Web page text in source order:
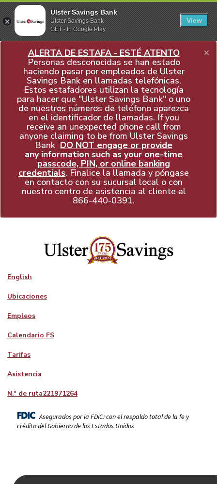
×
ALERTA DE ESTAFA - ESTÉ ATENTO
Personas desconocidas se han estado
haciendo pasar por empleados de Ulster
Savings Bank en llamadas telefónicas.
Estos estafadores utilizan la tecnología
para hacer que "Ulster Savings Bank" o uno
de nuestros números de teléfono aparezca
en el identificador de llamadas. If you
receive an unexpected phone call from
anyone claiming to be from Ulster Savings
Bank DO NOT engage or provide
any information such as your one-time
passcode, PIN, or online banking
credentials. Finalice la llamada y póngase
en contacto con su sucursal local o con
nuestro centro de asistencia al cliente al
866-440-0391.
English
Ubicaciones
Empleos
Calendario FS
Tarifas
Asistencia
N.° de ruta221971264
Asegurados por la FDIC: con el respaldo total de la fe y
crédito del Gobierno de los Estados Unidos
Ulster Savings Bank
Ulster Savings Bank
GET - In Google Play
View